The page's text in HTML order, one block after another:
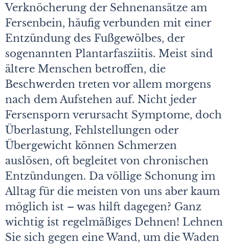
Verknöcherung der Sehnenansätze am
Fersenbein, häufig verbunden mit einer
Entzündung des Fußgewölbes, der
sogenannten Plantarfasziitis. Meist sind
ältere Menschen betroffen, die
Beschwerden treten vor allem morgens
nach dem Aufstehen auf. Nicht jeder
Fersensporn verursacht Symptome, doch
Überlastung, Fehlstellungen oder
Übergewicht können Schmerzen
auslösen, oft begleitet von chronischen
Entzündungen. Da völlige Schonung im
Alltag für die meisten von uns aber kaum
möglich ist – was hilft dagegen? Ganz
wichtig ist regelmäßiges Dehnen! Lehnen
Sie sich gegen eine Wand, um die Waden